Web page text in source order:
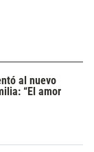
al nuevo
“El amor